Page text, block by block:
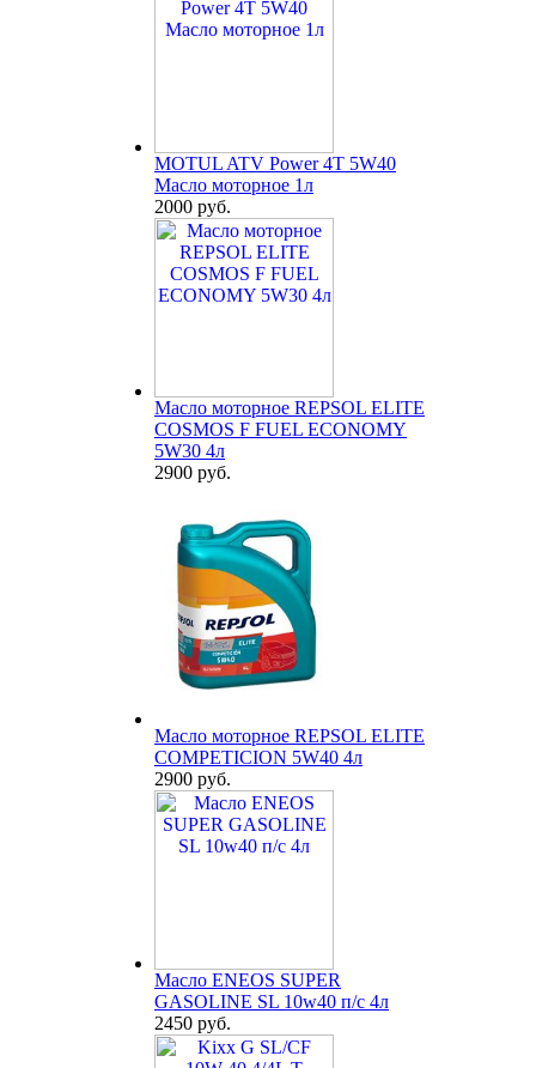
MOTUL ATV Power 4T 5W40
Масло моторное 1л
2000 руб.
Масло моторное REPSOL ELITE
COSMOS F FUEL ECONOMY
5W30 4л
2900 руб.
Масло моторное REPSOL ELITE
COMPETICION 5W40 4л
2900 руб.
Масло ENEOS SUPER
GASOLINE SL 10w40 п/с 4л
2450 руб.